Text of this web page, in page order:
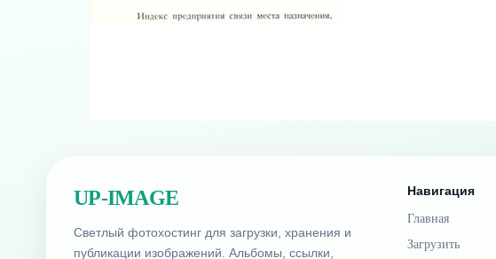
UP-IMAGE
Светлый фотохостинг для загрузки, хранения и
публикации изображений. Альбомы, ссылки,
Навигация
Главная
Загрузить